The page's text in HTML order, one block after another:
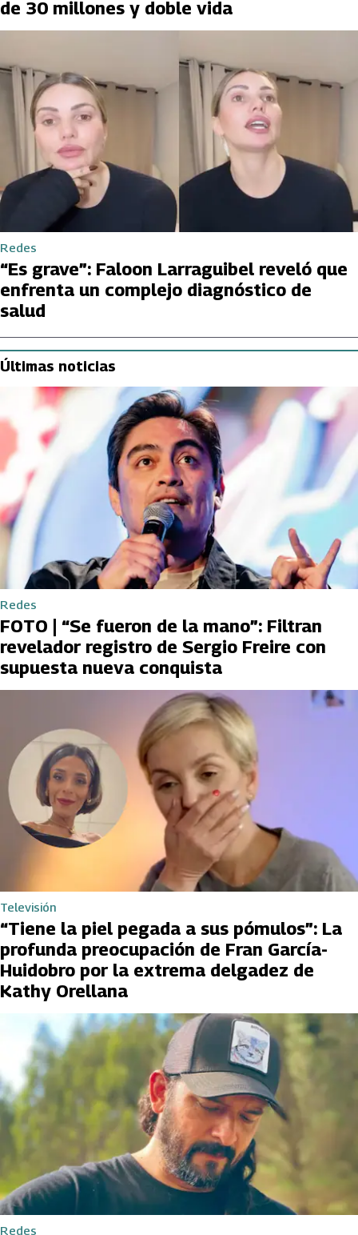
de 30 millones y doble vida
Redes
“Es grave”: Faloon Larraguibel reveló que
enfrenta un complejo diagnóstico de
salud
Últimas noticias
Redes
FOTO | “Se fueron de la mano”: Filtran
revelador registro de Sergio Freire con
supuesta nueva conquista
Televisión
“Tiene la piel pegada a sus pómulos”: La
profunda preocupación de Fran García-
Huidobro por la extrema delgadez de
Kathy Orellana
Redes